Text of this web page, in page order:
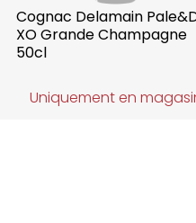
Cognac Delamain
XO Grande Champagne
50cl
Uniquement en